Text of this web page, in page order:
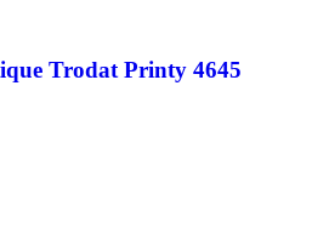
Trodat Printy 4645